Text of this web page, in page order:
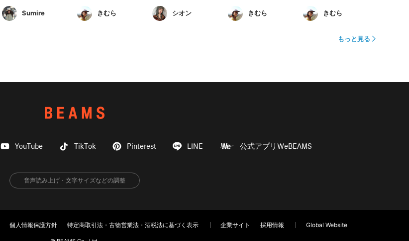
Sumire きむら シオン きむら きむら
もっと見る
YouTube TikTok Pinterest LINE 公式アプリWeBEAMS
音声読み上げ・文字サイズなどの調整
個人情報保護方針 特定商取引法・古物営業法・酒税法に基づく表示 企業サイト 採用情報 Global Website